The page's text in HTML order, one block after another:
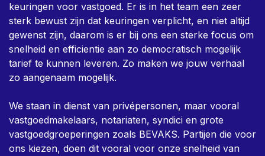
keuringen voor vastgoed. Er is in het team een zeer
sterk bewust zijn dat keuringen verplicht, en niet altijd
gewenst zijn, daarom is er bij ons een sterke focus om
snelheid en efficientie aan zo democratisch mogelijk
tarief te kunnen leveren. Zo maken we jouw verhaal
zo aangenaam mogelijk.
We staan in dienst van privépersonen, maar vooral
vastgoedmakelaars, notariaten, syndici en grote
vastgoedgroeperingen zoals BEVAKS. Partijen die voor
ons kiezen, doen dit vooral voor onze snelheid van